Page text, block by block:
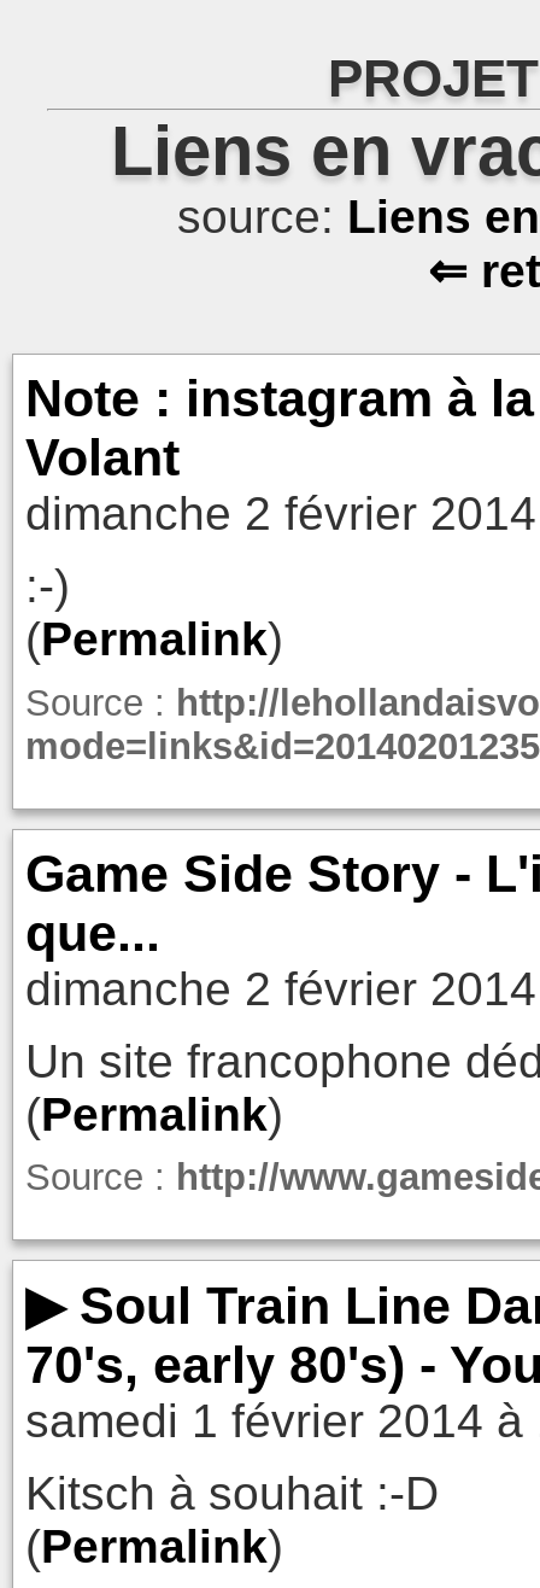
Liens en
source: Liens
⇐
Note : instagram à
Volant
dimanche 2 février
:-)
(Permalink)
Source : http://
Game Side Story -
que...
dimanche 2 février
Un site francophone
(Permalink)
Source : http://
▶ Soul Train Line
70's, early 80's) -
samedi 1 février 2014 à
Kitsch à souhait :-D
(Permalink)